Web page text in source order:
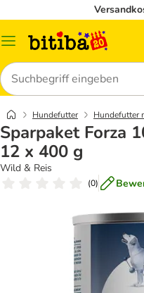
Menü
Suchen
Hundefutter Hundefutter
Sparpaket Forza
12 x 400 g
Wild & Reis
(0)